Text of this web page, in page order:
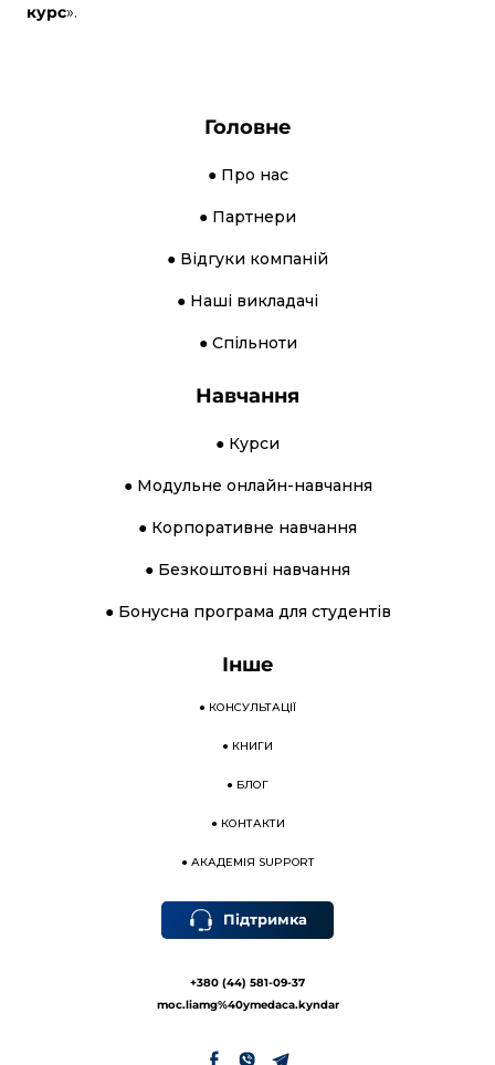
курс».
Головне
● Про нас
● Партнери
● Відгуки компаній
● Наші викладачі
● Спільноти
Навчання
● Курси
● Модульне онлайн-навчання
● Корпоративне навчання
● Безкоштовні навчання
● Бонусна програма для студентів
Інше
● КОНСУЛЬТАЦІЇ
● КНИГИ
● БЛОГ
● КОНТАКТИ
● АКАДЕМІЯ SUPPORT
Підтримка
+380 (44) 581-09-37
moc.liamg%40ymedaca.kyndar